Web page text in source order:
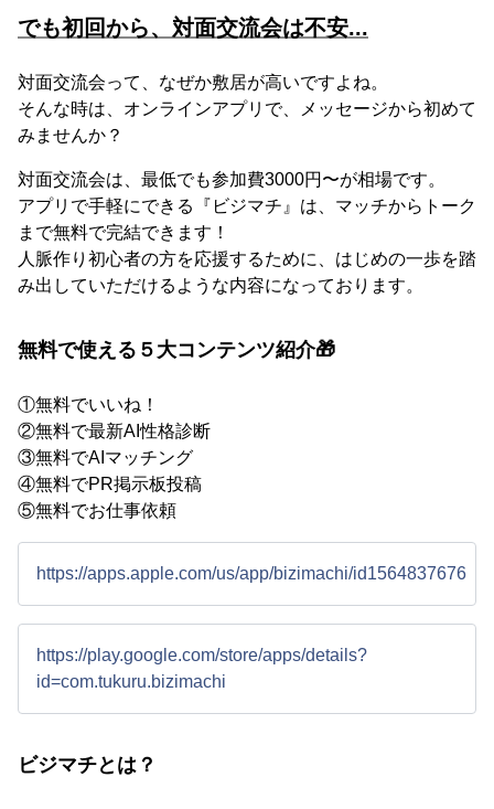
でも初回から、対面交流会は不安...
対面交流会って、なぜか敷居が高いですよね。
そんな時は、オンラインアプリで、メッセージから初めて
みませんか？
対面交流会は、最低でも参加費3000円〜が相場です。
アプリで手軽にできる『ビジマチ』は、マッチからトーク
まで無料で完結できます！
人脈作り初心者の方を応援するために、はじめの一歩を踏
み出していただけるような内容になっております。
無料で使える５大コンテンツ紹介🎁
①無料でいいね！
②無料で最新AI性格診断
③無料でAIマッチング
④無料でPR掲示板投稿
⑤無料でお仕事依頼
https://apps.apple.com/us/app/bizimachi/id1564837676
https://play.google.com/store/apps/details?
id=com.tukuru.bizimachi
ビジマチとは？